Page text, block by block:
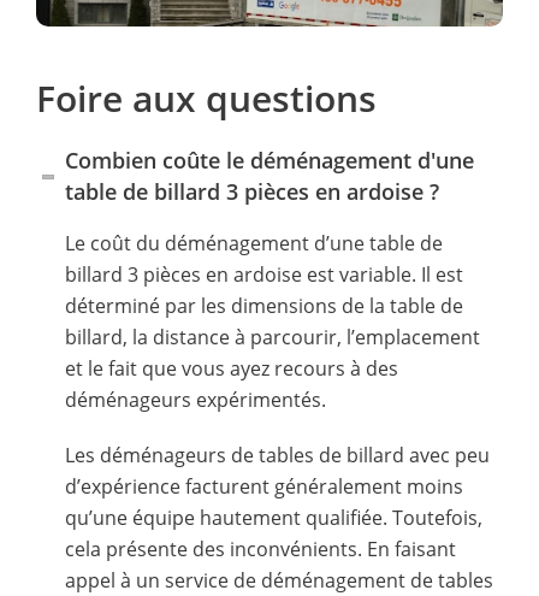
Foire aux questions
Combien coûte le déménagement d'une
table de billard 3 pièces en ardoise ?
Le coût du déménagement d’une table de
billard 3 pièces en ardoise est variable. Il est
déterminé par les dimensions de la table de
billard, la distance à parcourir, l’emplacement
et le fait que vous ayez recours à des
déménageurs expérimentés.
Les déménageurs de tables de billard avec peu
d’expérience facturent généralement moins
qu’une équipe hautement qualifiée. Toutefois,
cela présente des inconvénients. En faisant
appel à un service de déménagement de tables